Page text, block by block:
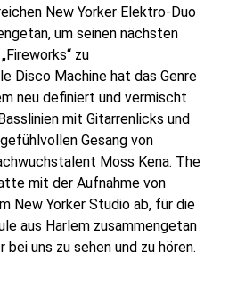
New Yorker Elektro-Duo
um seinen nächsten
zu
Disco Machine hat das Genre
neu definiert und vermischt
mit Gitarrenlicks und
Gesang von
Moss Kena. The
mit der Aufnahme von
New Yorker Studio ab, für die
aus Harlem zusammengetan
bei uns zu sehen und zu hören.